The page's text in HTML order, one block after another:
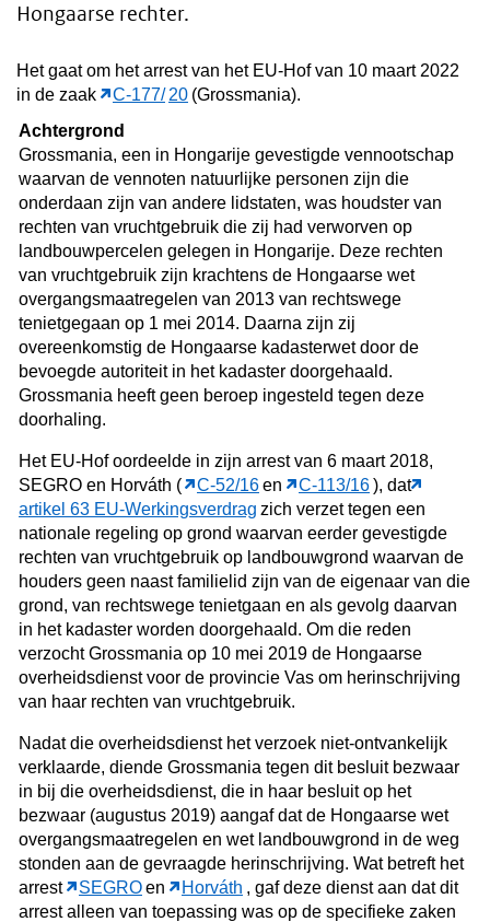
Hongaarse rechter.
Het gaat om het arrest van het EU-Hof van 10 maart 2022
in de zaak
C-177/ 20 (Grossmania).
Achtergrond
Grossmania, een in Hongarije gevestigde vennootschap
waarvan de vennoten natuurlijke personen zijn die
onderdaan zijn van andere lidstaten, was houdster van
rechten van vruchtgebruik die zij had verworven op
landbouwpercelen gelegen in Hongarije. Deze rechten
van vruchtgebruik zijn krachtens de Hongaarse wet
overgangsmaatregelen van 2013 van rechtswege
tenietgegaan op 1 mei 2014. Daarna zijn zij
overeenkomstig de Hongaarse kadasterwet door de
bevoegde autoriteit in het kadaster doorgehaald.
Grossmania heeft geen beroep ingesteld tegen deze
doorhaling.
Het EU-Hof oordeelde in zijn arrest van 6 maart 2018,
SEGRO en Horváth (
C‑52/16en C‑113/16), dat
artikel 63 EU-Werkingsverdrag zich verzet tegen een
nationale regeling op grond waarvan eerder gevestigde
rechten van vruchtgebruik op landbouwgrond waarvan de
houders geen naast familielid zijn van de eigenaar van die
grond, van rechtswege tenietgaan en als gevolg daarvan
in het kadaster worden doorgehaald. Om die reden
verzocht Grossmania op 10 mei 2019 de Hongaarse
overheidsdienst voor de provincie Vas om herinschrijving
van haar rechten van vruchtgebruik.
Nadat die overheidsdienst het verzoek niet-ontvankelijk
verklaarde, diende Grossmania tegen dit besluit bezwaar
in bij die overheidsdienst, die in haar besluit op het
bezwaar (augustus 2019) aangaf dat de Hongaarse wet
overgangsmaatregelen en wet landbouwgrond in de weg
stonden aan de gevraagde herinschrijving. Wat betreft het
arrest
SEGROen Horváth , gaf deze dienst aan dat dit
arrest alleen van toepassing was op de specifieke zaken